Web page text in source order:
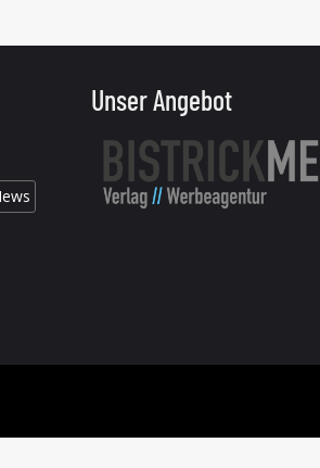
Unser Angebot